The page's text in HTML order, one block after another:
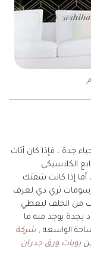
جدة ، فإذا كان أثاث
الكلاسيكي
أما إذا كانت شقتك
رسومات ثري دي لغرف
من الخلف ليعطي
بجدة يوجد منه ما
الواسعه , شركة
بويات ورق جدران